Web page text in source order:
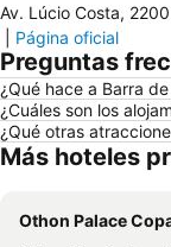
Av. Lúcio Costa,
Página oficial
Preguntas
¿Qué hace a Barra
¿Cuáles son los
¿Qué otras
Más hoteles
Othon Palace